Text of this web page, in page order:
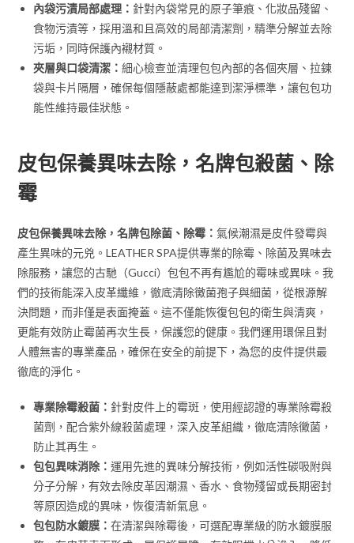
內袋污漬局部處理： 針對內袋常見的原子筆痕、化妝品殘留、
食物污漬等，採用溫和且高效的局部清潔劑，精準分解並去除
污垢，同時保護內襯材質。
夾層與口袋清潔：細心檢查並清理包包內部的各個夾層、拉鍊
袋與卡片隔層，確保每個隱蔽處都能達到潔淨標準，讓包包功
能性維持最佳狀態。
皮包保養異味去除，名牌包殺菌、除
霉
皮包保養異味去除，名牌包除菌、除霉：氣候潮濕是皮件發霉與
產生異味的元兇。LEATHER SPA提供專業的除霉、除菌及異味去
除服務，讓您的古馳（Gucci）包包不再有尷尬的霉味或異味。我
們的技術能深入皮革纖維，徹底清除黴菌孢子與細菌，從根源解
決問題，而非僅是表面掩蓋。這不僅能恢復包包的衛生與清爽，
更能有效防止霉菌再次生長，保護您的健康。我們運用環保且對
人體無害的專業產品，確保在安全的前提下，為您的皮件提供最
徹底的淨化。
專業除霉殺菌： 針對皮件上的霉斑，使用經認證的專業除霉殺
菌劑，配合紫外線殺菌處理，深入皮革組織，徹底清除黴菌，
防止其再生。
包包異味消除：運用先進的異味分解技術，例如活性碳吸附與
分子分解，有效去除皮革因潮濕、香水、食物殘留或長期密封
等原因造成的異味，恢復清新氣息。
包包防水鍍膜：在清潔與除霉後，可選配專業級的防水鍍膜服